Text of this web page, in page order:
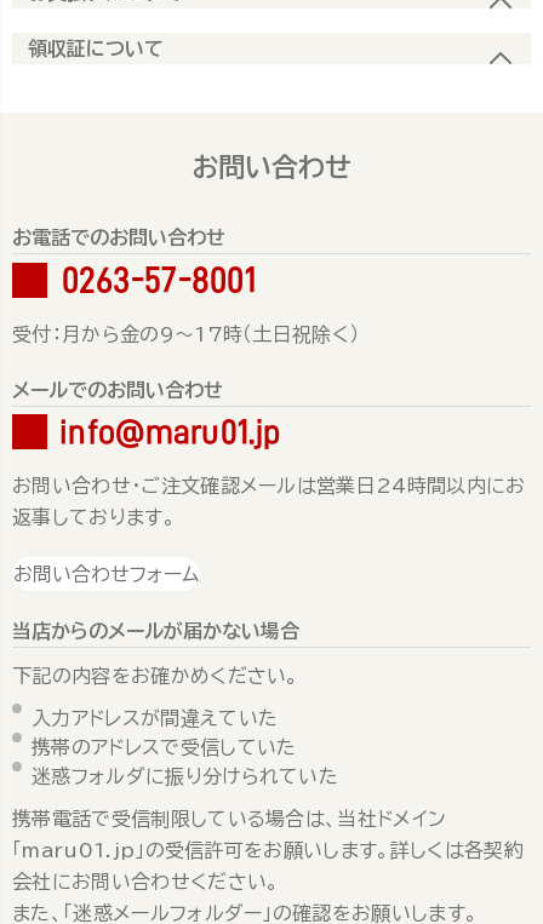
領収証について
お問い合わせ
お電話でのお問い合わせ
0263-57-8001
受付：月から金の9～17時（土日祝除く）
メールでのお問い合わせ
info@maru01.jp
お問い合わせ・ご注文確認メールは営業日24時間以内にお
返事しております。
お問い合わせフォーム
当店からのメールが届かない場合
下記の内容をお確かめください。
入力アドレスが間違えていた
携帯のアドレスで受信していた
迷惑フォルダに振り分けられていた
携帯電話で受信制限している場合は、当社ドメイン
「maru01.jp」の受信許可をお願いします。詳しくは各契約
会社にお問い合わせください。
また、「迷惑メールフォルダー」の確認をお願いします。